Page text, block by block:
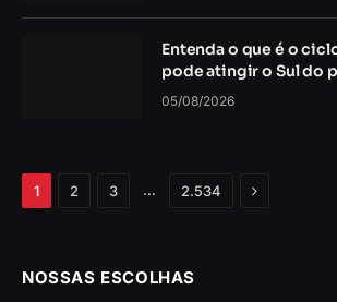
Entenda o que é o
pode atingir o Sul do
05/08/2026
1 2 3 … 2.534 Próximo
NOSSAS ESCOLHAS